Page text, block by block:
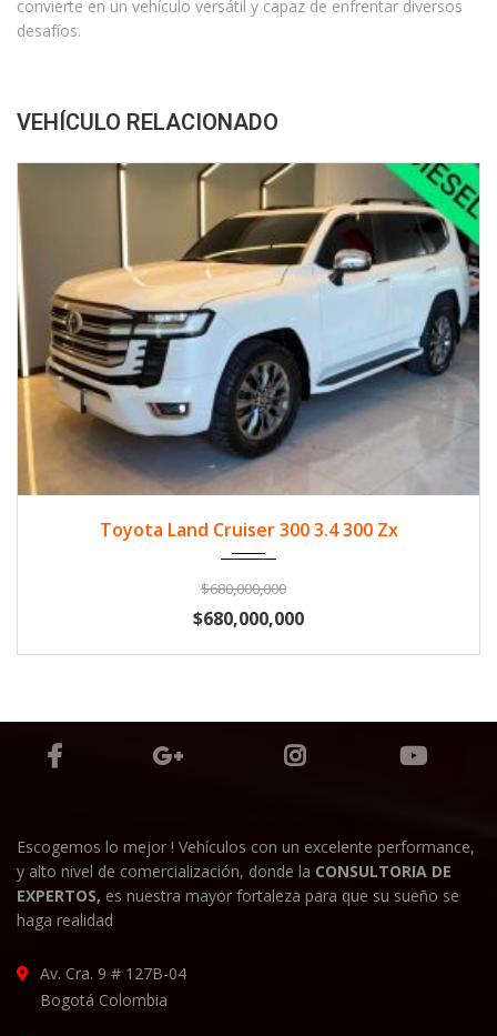
convierte en un vehículo versátil y capaz de enfrentar diversos
desafíos.
VEHÍCULO RELACIONADO
Toyota Land Cruiser 300 3.4 300 Zx
$680,000,000
$680,000,000
Escogemos lo mejor ! Vehículos con un excelente performance,
y alto nivel de comercialización, donde la CONSULTORIA DE
EXPERTOS, es nuestra mayor fortaleza para que su sueño se
haga realidad
Av. Cra. 9 # 127B-04
Bogotá Colombia